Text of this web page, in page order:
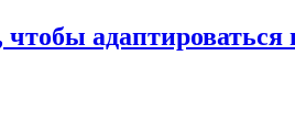
адаптироваться